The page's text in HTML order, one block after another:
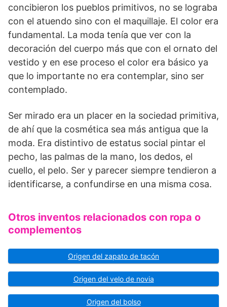
concibieron los pueblos primitivos, no se lograba
con el atuendo sino con el maquillaje. El color era
fundamental. La moda tenía que ver con la
decoración del cuerpo más que con el ornato del
vestido y en ese proceso el color era básico ya
que lo importante no era contemplar, sino ser
contemplado.
Ser mirado era un placer en la sociedad primitiva,
de ahí que la cosmética sea más antigua que la
moda. Era distintivo de estatus social pintar el
pecho, las palmas de la mano, los dedos, el
cuello, el pelo. Ser y parecer siempre tendieron a
identificarse, a confundirse en una misma cosa.
Otros inventos relacionados con ropa o
complementos
Origen del zapato de tacón
Origen del velo de novia
Origen del bolso